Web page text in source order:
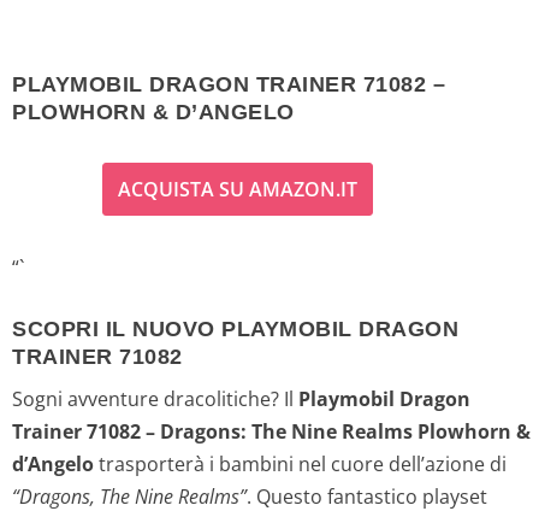
PLAYMOBIL DRAGON TRAINER 71082 –
PLOWHORN & D’ANGELO
ACQUISTA SU AMAZON.IT
“`
SCOPRI IL NUOVO PLAYMOBIL DRAGON
TRAINER 71082
Sogni avventure dracolitiche? Il Playmobil Dragon
Trainer 71082 – Dragons: The Nine Realms Plowhorn &
d’Angelotrasporterà i bambini nel cuore dell’azione di
“Dragons, The Nine Realms”. Questo fantastico playset